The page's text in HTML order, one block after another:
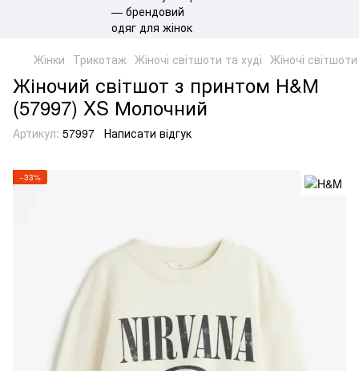
Жінки Трикотаж Жіночі світшоти та худі Жіночі
Жіночий світшот з принтом Н&М
(57997) XS Молочний
Артикул: 57997 Написати відгук
−33%